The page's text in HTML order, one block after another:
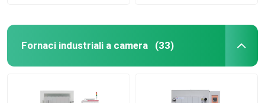
Fornaci industriali a camera (33)